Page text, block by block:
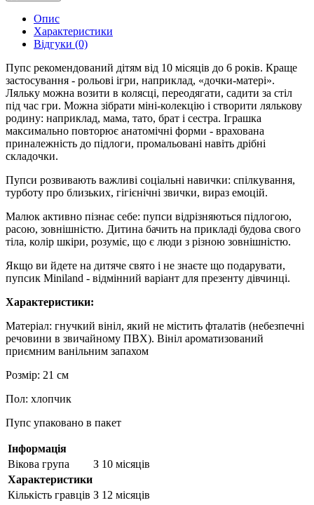
Опис
Характеристики
Відгуки (0)
Пупс рекомендований дітям від 10 місяців до 6 років. Краще
застосування - рольові ігри, наприклад, «дочки-матері».
Ляльку можна возити в колясці, переодягати, садити за стіл
під час гри. Можна зібрати міні-колекцію і створити лялькову
родину: наприклад, мама, тато, брат і сестра. Іграшка
максимально повторює анатомічні форми - врахована
приналежність до підлоги, промальовані навіть дрібні
складочки.
Пупси розвивають важливі соціальні навички: спілкування,
турботу про близьких, гігієнічні звички, вираз емоцій.
Малюк активно пізнає себе: пупси відрізняються підлогою,
расою, зовнішністю. Дитина бачить на прикладі будова свого
тіла, колір шкіри, розуміє, що є люди з різною зовнішністю.
Якщо ви йдете на дитяче свято і не знаєте що подарувати,
пупсик Miniland - відмінний варіант для презенту дівчинці.
Характеристики:
Матеріал: гнучкий вініл, який не містить фталатів (небезпечні
речовини в звичайному ПВХ). Вініл ароматизований
приємним ванільним запахом
Розмір: 21 см
Пол: хлопчик
Пупс упаковано в пакет
Інформація
Вікова група
З 10 місяців
Характеристики
Кількість гравців З 12 місяців